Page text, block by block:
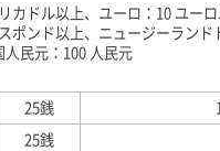
カドル以上、ユーロ：10 ユー
ポンド以上、ニュージーラン
民元：100 人民元
25銭
25銭